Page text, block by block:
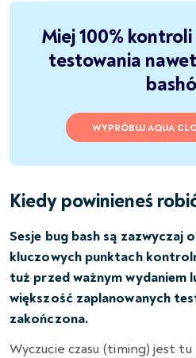
Miej 100%
testowania
WYPRÓBUJ AQUA
Kiedy powinieneś
Sesje bug bash są zazwyczaj
kluczowych punktach
tuż przed ważnym wydaniem
większość zaplanowanych
zakończona.
Wyczucie czasu (timing) jest tu